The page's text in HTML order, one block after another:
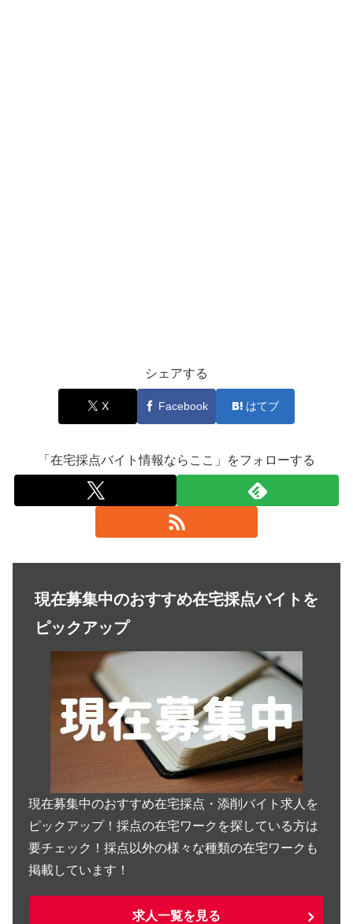
シェアする
X Facebook はてブ
「在宅採点バイト情報ならここ」をフォローする
現在募集中のおすすめ在宅採点バイトを
ピックアップ
現在募集中のおすすめ在宅採点・添削バイト求人を
ピックアップ！採点の在宅ワークを探している方は
要チェック！採点以外の様々な種類の在宅ワークも
掲載しています！
求人一覧を見る